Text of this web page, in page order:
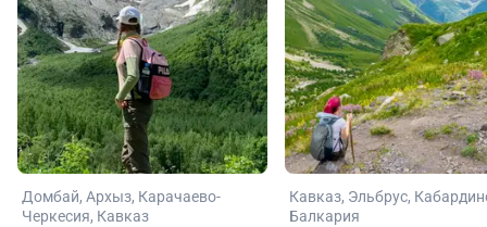
Домбай Архыз Карачаево-
Черкесия Кавказ
Кавказ Эльбрус
Балкария